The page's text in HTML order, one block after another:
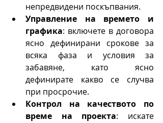
непредвидени поскъпвания.
Управление на времето и
графика: включете в договора
ясно дефинирани срокове за
всяка фаза и условия за
забавяне, като ясно
дефинирате какво се случва
при просрочие.
Контрол на качеството по
време на проекта: искате